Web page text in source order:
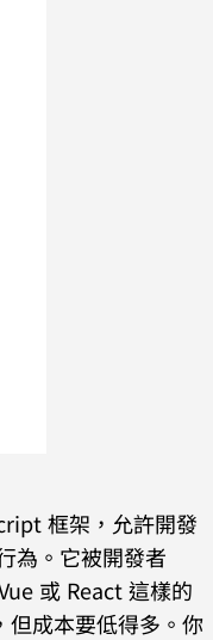
框架，允許開發
為。它被開發者
或 React 這樣的
但成本要低得多。你